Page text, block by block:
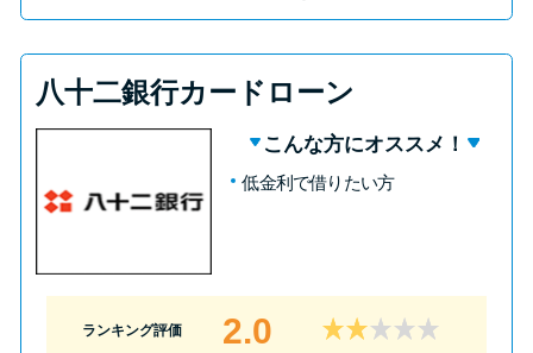
八十二銀行カードローン
こんな方にオススメ！
低金利で借りたい方
ランキング評価 2.0